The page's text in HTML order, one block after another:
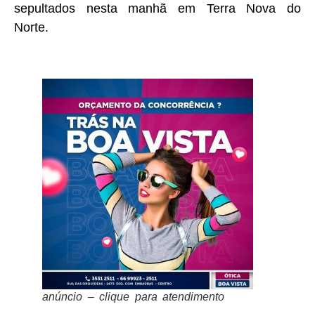
sepultados nesta manhã em Terra Nova do
Norte.
anúncio – clique para atendimento